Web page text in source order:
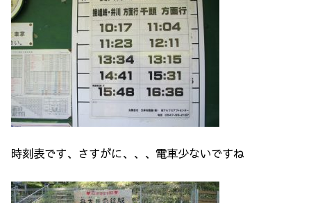
時刻表です、さすがに、、、電車少ないですね